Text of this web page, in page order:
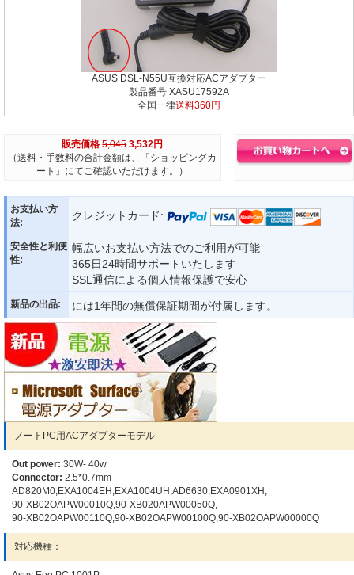
ASUS DSL-N55U互換対応ACアダプター
製品番号 XASU17592A
全国一律送料360円
販売価格 5,045 3,532円
（送料・手数料の合計金額は、「ショッピングカ
ート」にてご確認いただけます。）
お支払い方
法:
クレジットカード:
安全性と利便
性:
幅広いお支払い方法でのご利用が可能
365日24時間サポートいたします
SSL通信による個人情報保護で安心
新品の出品: には1年間の無償保証期間が付属します。
ノートPC用ACアダプターモデル
Out power: 30W- 40w
Connector: 2.5*0.7mm
AD820M0,EXA1004EH,EXA1004UH,AD6630,EXA0901XH,
90-XB02OAPW00010Q,90-XB020APW00050Q,
90-XB02OAPW00110Q,90-XB02OAPW00100Q,90-XB02OAPW00000Q
対応機種：